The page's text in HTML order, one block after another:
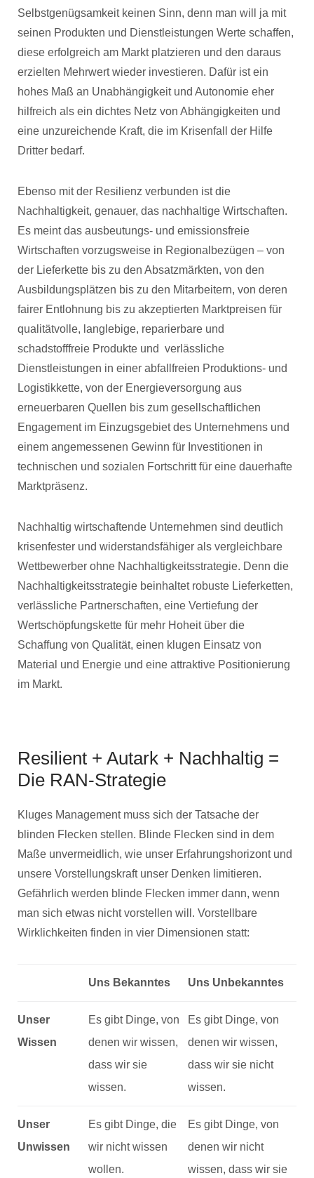
Selbstgenügsamkeit keinen Sinn, denn man will ja mit
seinen Produkten und Dienstleistungen Werte schaffen,
diese erfolgreich am Markt platzieren und den daraus
erzielten Mehrwert wieder investieren. Dafür ist ein
hohes Maß an Unabhängigkeit und Autonomie eher
hilfreich als ein dichtes Netz von Abhängigkeiten und
eine unzureichende Kraft, die im Krisenfall der Hilfe
Dritter bedarf.
Ebenso mit der Resilienz verbunden ist die
Nachhaltigkeit, genauer, das nachhaltige Wirtschaften.
Es meint das ausbeutungs- und emissionsfreie
Wirtschaften vorzugsweise in Regionalbezügen – von
der Lieferkette bis zu den Absatzmärkten, von den
Ausbildungsplätzen bis zu den Mitarbeitern, von deren
fairer Entlohnung bis zu akzeptierten Marktpreisen für
qualitätvolle, langlebige, reparierbare und
schadstofffreie Produkte und verlässliche
Dienstleistungen in einer abfallfreien Produktions- und
Logistikkette, von der Energieversorgung aus
erneuerbaren Quellen bis zum gesellschaftlichen
Engagement im Einzugsgebiet des Unternehmens und
einem angemessenen Gewinn für Investitionen in
technischen und sozialen Fortschritt für eine dauerhafte
Marktpräsenz.
Nachhaltig wirtschaftende Unternehmen sind deutlich
krisenfester und widerstandsfähiger als vergleichbare
Wettbewerber ohne Nachhaltigkeitsstrategie. Denn die
Nachhaltigkeitsstrategie beinhaltet robuste Lieferketten,
verlässliche Partnerschaften, eine Vertiefung der
Wertschöpfungskette für mehr Hoheit über die
Schaffung von Qualität, einen klugen Einsatz von
Material und Energie und eine attraktive Positionierung
im Markt.
Resilient + Autark + Nachhaltig =
Die RAN-Strategie
Kluges Management muss sich der Tatsache der
blinden Flecken stellen. Blinde Flecken sind in dem
Maße unvermeidlich, wie unser Erfahrungshorizont und
unsere Vorstellungskraft unser Denken limitieren.
Gefährlich werden blinde Flecken immer dann, wenn
man sich etwas nicht vorstellen will. Vorstellbare
Wirklichkeiten finden in vier Dimensionen statt:
Uns Bekanntes Uns Unbekanntes
Unser
Wissen
Es gibt Dinge, von
denen wir wissen,
dass wir sie
wissen.
Es gibt Dinge, von
denen wir wissen,
dass wir sie nicht
wissen.
Unser
Unwissen
Es gibt Dinge, die
wir nicht wissen
wollen.
Es gibt Dinge, von
denen wir nicht
wissen, dass wir sie